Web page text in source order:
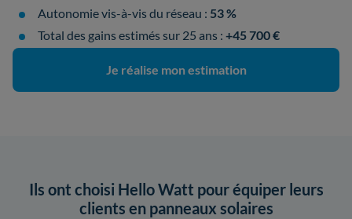
Autonomie vis-à-vis du réseau : 53 %
Total des gains estimés sur 25 ans : +45 700 €
Je réalise mon estimation
Ils ont choisi Hello Watt pour équiper leurs
clients en panneaux solaires